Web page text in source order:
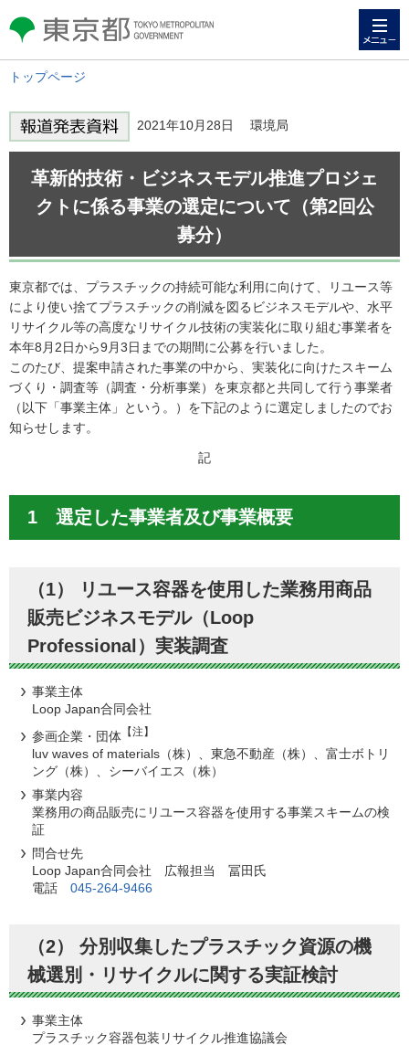
東京都 TOKYO METROPOLITAN
GOVERNMENT
トップページ
2021年10月28日 環境局
革新的技術・ビジネスモデル推進プロジェ
クトに係る事業の選定について（第2回公
募分）
東京都では、プラスチックの持続可能な利用に向けて、リユース等
により使い捨てプラスチックの削減を図るビジネスモデルや、水平
リサイクル等の高度なリサイクル技術の実装化に取り組む事業者を
本年8月2日から9月3日までの期間に公募を行いました。
このたび、提案申請された事業の中から、実装化に向けたスキーム
づくり・調査等（調査・分析事業）を東京都と共同して行う事業者
（以下「事業主体」という。）を下記のように選定しましたのでお
知らせします。
記
1 選定した事業者及び事業概要
（1） リユース容器を使用した業務用商品
販売ビジネスモデル（Loop
Professional）実装調査
事業主体
Loop Japan合同会社
参画企業・団体 【注】
luv waves of materials（株）、東急不動産（株）、富士ボトリ
ング（株）、シーバイエス（株）
事業内容
業務用の商品販売にリユース容器を使用する事業スキームの検
証
問合せ先
Loop Japan合同会社 広報担当 冨田氏
電話045-264-9466
（2） 分別収集したプラスチック資源の機
械選別・リサイクルに関する実証検討
事業主体
プラスチック容器包装リサイクル推進協議会